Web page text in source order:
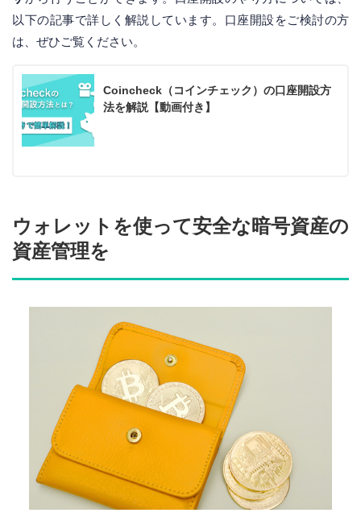
以下の記事で詳しく解説しています。口座開設をご検討の方
は、ぜひご覧ください。
Coincheck（コインチェック）の口座開設方
法を解説【動画付き】
ウォレットを使って安全な暗号資産の
資産管理を